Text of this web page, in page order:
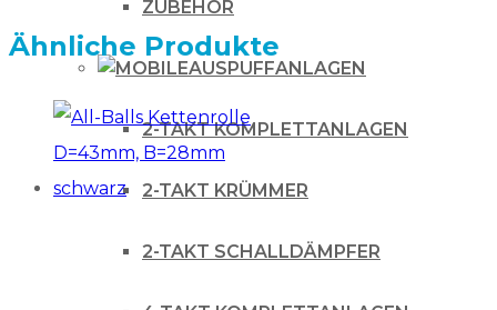
ZUBEHÖR
AUSPUFFANLAGEN
2-TAKT KOMPLETTANLAGEN
2-TAKT KRÜMMER
2-TAKT SCHALLDÄMPFER
Takt
Menge
Ähnliche Produkte